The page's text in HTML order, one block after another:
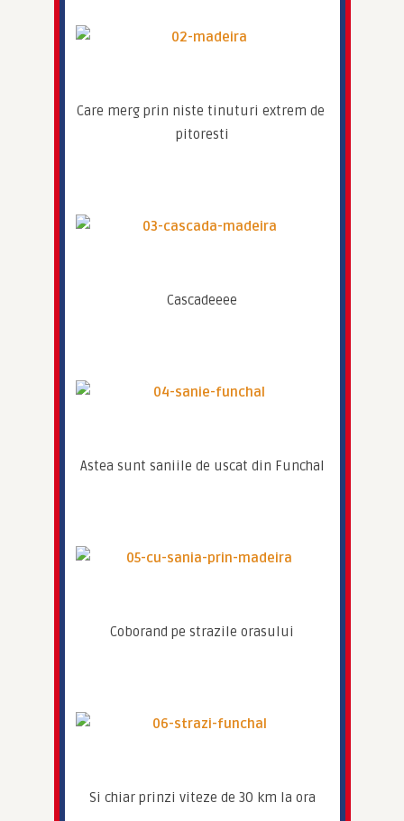
Care merg prin niste tinuturi extrem de
pitoresti
Cascadeeee
Astea sunt saniile de uscat din Funchal
Coborand pe strazile orasului
Si chiar prinzi viteze de 30 km la ora